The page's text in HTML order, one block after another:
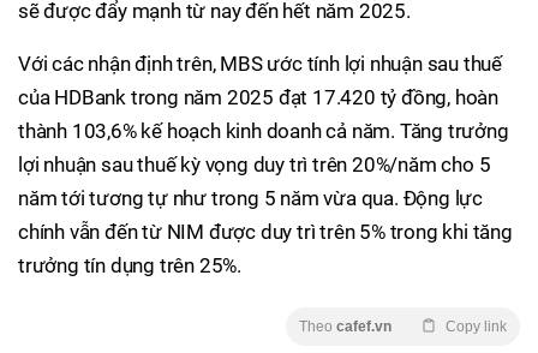
sẽ được đẩy mạnh từ nay đến hết năm 2025.
Với các nhận định trên, MBS ước tính lợi nhuận sau thuế
của HDBank trong năm 2025 đạt 17.420 tỷ đồng, hoàn
thành 103,6% kế hoạch kinh doanh cả năm. Tăng trưởng
lợi nhuận sau thuế kỳ vọng duy trì trên 20%/năm cho 5
năm tới tương tự như trong 5 năm vừa qua. Động lực
chính vẫn đến từ NIM được duy trì trên 5% trong khi tăng
trưởng tín dụng trên 25%.
Theo cafef.vn Copy link